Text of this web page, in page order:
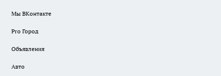
Мы ВКонтакте
Pro Город
Объявления
Авто